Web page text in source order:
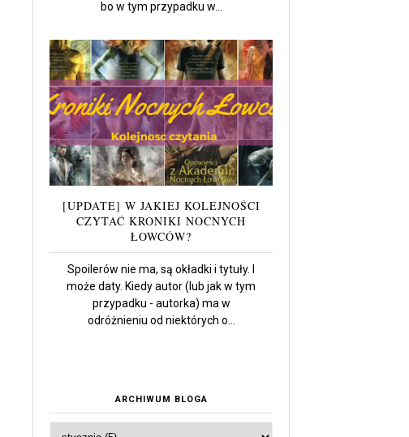
bo w tym przypadku w...
[UPDATE] W JAKIEJ KOLEJNOŚCI
CZYTAĆ KRONIKI NOCNYCH
ŁOWCÓW?
Spoilerów nie ma, są okładki i tytuły. I
może daty. Kiedy autor (lub jak w tym
przypadku - autorka) ma w
odróżnieniu od niektórych o...
ARCHIWUM BLOGA